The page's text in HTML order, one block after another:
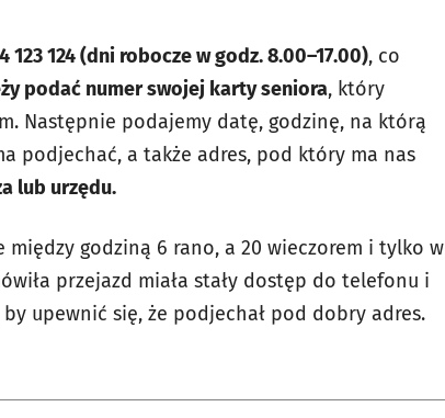
124 (dni robocze w godz. 8.00–17.00), co
podać numer swojej karty seniora, który
Następnie podajemy datę, godzinę, na którą
podjechać, a także adres, pod który ma nas
lub urzędu.
godziną 6 rano, a 20 wieczorem i tylko w
przejazd miała stały dostęp do telefonu i
upewnić się, że podjechał pod dobry adres.